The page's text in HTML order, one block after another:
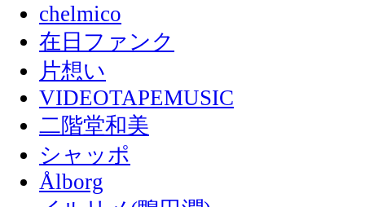
chelmico
在日ファンク
片想い
VIDEOTAPEMUSIC
二階堂和美
シャッポ
Ålborg